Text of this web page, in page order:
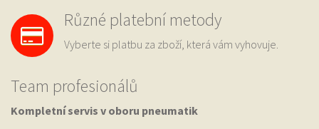
Různé platební metody
Vyberte si platbu za zboží, která vám vyhovuje.
Team profesionálů
Kompletní servis v oboru pneumatik